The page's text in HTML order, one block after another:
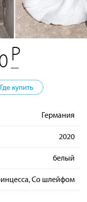
Где купить
Германия
2020
белый
Со шлейфом